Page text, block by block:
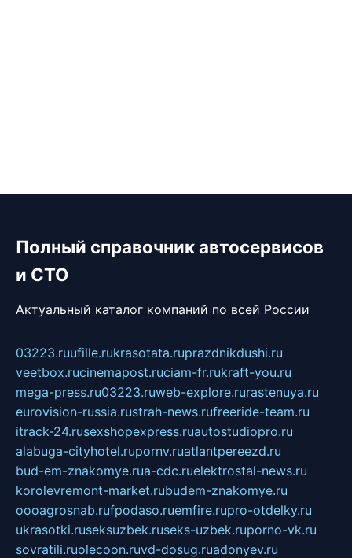
Полный справочник автосервисов
и СТО
Актуальный каталог компаний по всей России
03223.ruufille.rukrasotata.ruprazdnikdushi.ru
veetbox.rucinemapost.ruciam-fr.rukraft-you.ru
mega-press.ru03223.ruweb-explore.rurastenuya.ru
eurovision-russia.rustrah-news.rufreeride-team.ru
itrack-24.rusexshopexpress.ruautostudiopro.ru
alabuga-cityhotel.rupornv.ruatlantpereezd.ru
bud-em-znakomye.rua-cdc.ruelektrostal-news.ru
korolevremont-market.rubudem-znakomye.ru
oooagrosnab.rufpodaso.ruemfire.rupro-otdelky.ru
ukrasotki.ruseksuzbek.ruseks-uzbek.ruporno-vk.ru
sovratili.ruolecoon.ruvd-dosug.ruadonyev.ru